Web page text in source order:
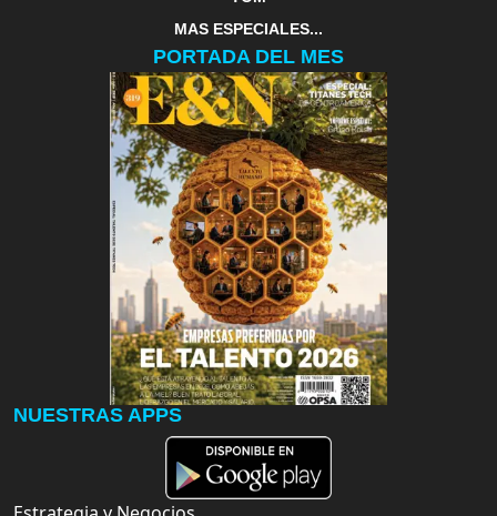
MAS ESPECIALES...
PORTADA DEL MES
NUESTRAS APPS